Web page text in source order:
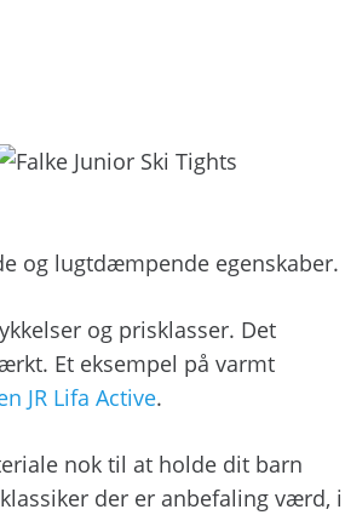
og lugtdæmpende egenskaber.
og prisklasser. Det
Et eksempel på varmt
JR Lifa Active.
nok til at holde dit barn
der er anbefaling værd, i